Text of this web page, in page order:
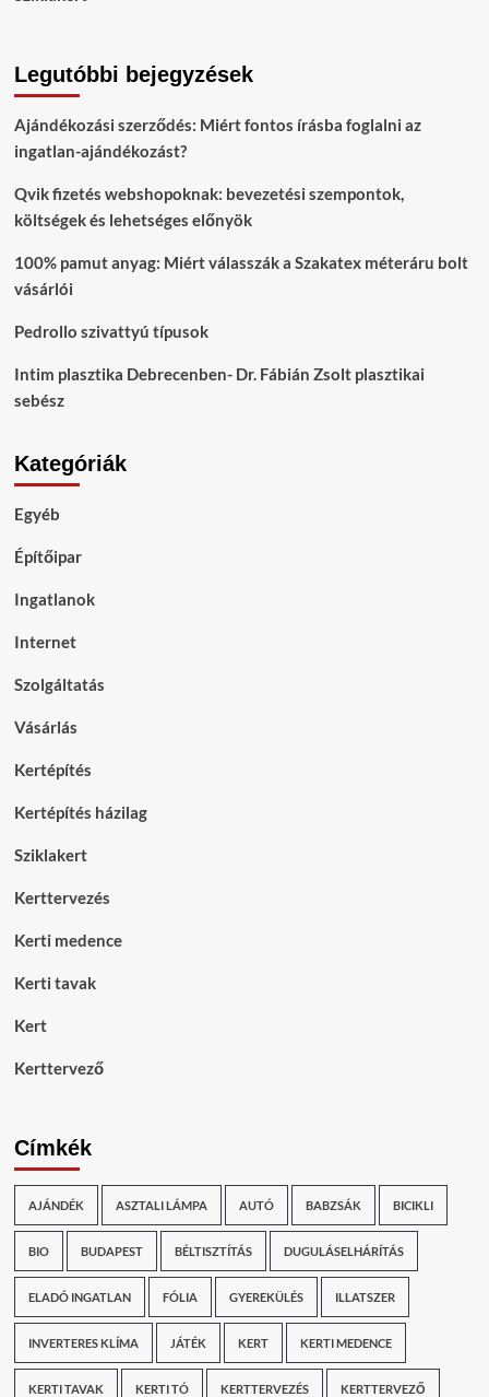
Legutóbbi bejegyzések
Ajándékozási szerződés: Miért fontos írásba foglalni az
ingatlan-ajándékozást?
Qvik fizetés webshopoknak: bevezetési szempontok,
költségek és lehetséges előnyök
100% pamut anyag: Miért válasszák a Szakatex méteráru bolt
vásárlói
Pedrollo szivattyú típusok
Intim plasztika Debrecenben- Dr. Fábián Zsolt plasztikai
sebész
Kategóriák
Egyéb
Építőipar
Ingatlanok
Internet
Szolgáltatás
Vásárlás
Kertépítés
Kertépítés házilag
Sziklakert
Kerttervezés
Kerti medence
Kerti tavak
Kert
Kerttervező
Címkék
AJÁNDÉK ASZTALI LÁMPA AUTÓ BABZSÁK BICIKLI
BIO BUDAPEST BÉLTISZTÍTÁS DUGULÁSELHÁRÍTÁS
ELADÓ INGATLAN FÓLIA GYEREKÜLÉS ILLATSZER
INVERTERES KLÍMA JÁTÉK KERT KERTI MEDENCE
KERTI TAVAK KERTI TÓ KERTTERVEZÉS KERTTERVEZŐ